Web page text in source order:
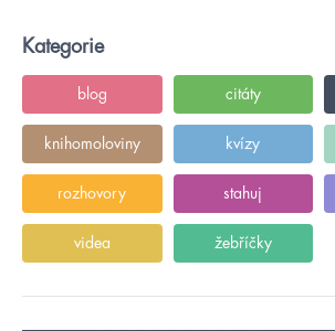
Kategorie
blog citáty
knihomoloviny kvízy
rozhovory stahuj
videa žebříčky